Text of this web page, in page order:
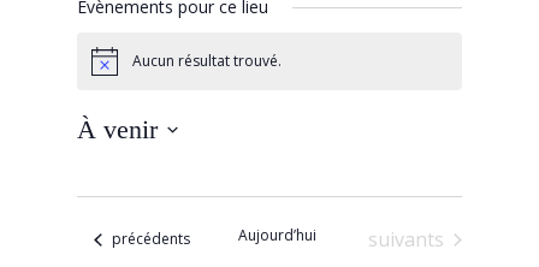
Évènements pour ce lieu
NoticeAucun résultat trouvé.
À venir
Évènements
précédents Aujourd’hui Évènements
suivants